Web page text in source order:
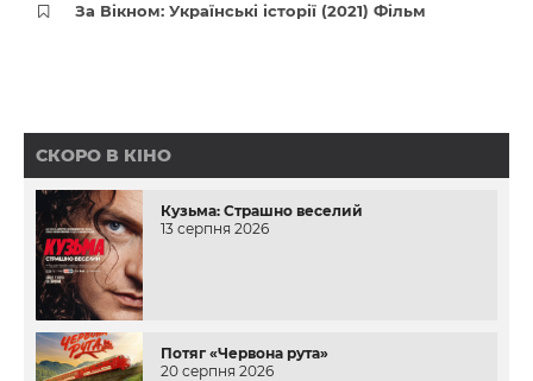
За Вікном: Українські історії (2021) Фільм
СКОРО В КІНО
Кузьма: Страшно веселий
13 серпня 2026
Потяг «Червона рута»
20 серпня 2026